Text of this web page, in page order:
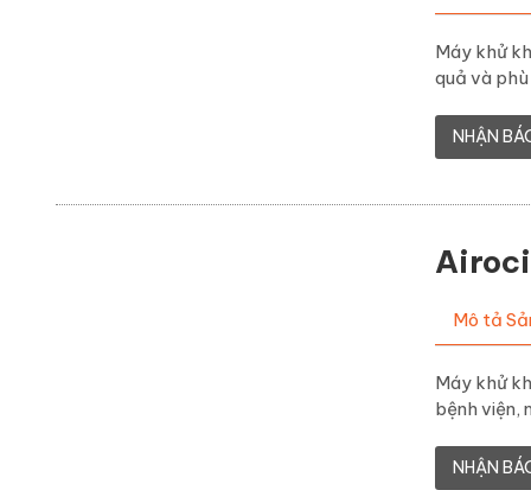
Máy khử
quả và
NHẬN
Mô tả
Máy khử
bệnh viện,
NHẬN